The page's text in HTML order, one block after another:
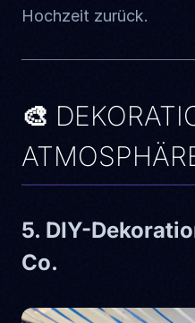
Hochzeit zurück.
🎨
5. DIY-
Co.